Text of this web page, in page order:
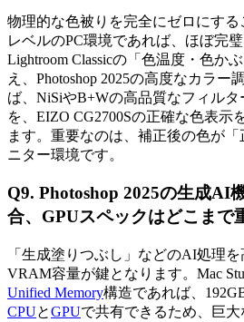
物理的な色被りを完全にゼロにする
レベルのPC環境であれば、ほぼ完
Lightroom Classicの「色温度・色か
え、Photoshop 2025の高度なカラー
ば、NiSiやB+Wの高品質なフィル
を、EIZO CG2700Sの正確な色表示
ます。重要なのは、補正後の色が
ニター環境です。
Q9. Photoshop 2025の生成AI
合、GPUスペックはどこまで
「生成塗りつぶし」などのAI処理を
VRAM容量が鍵となります。Mac
Unified Memory構造であれば、
CPUとGPUで共有できるため、巨大